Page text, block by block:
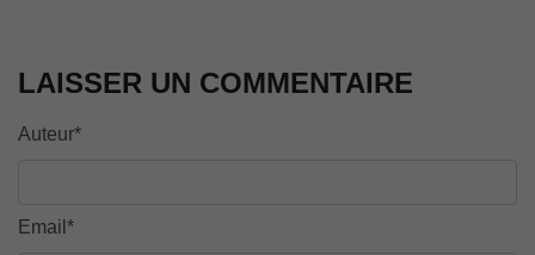
LAISSER UN COMMENTAIRE
Auteur*
Email*